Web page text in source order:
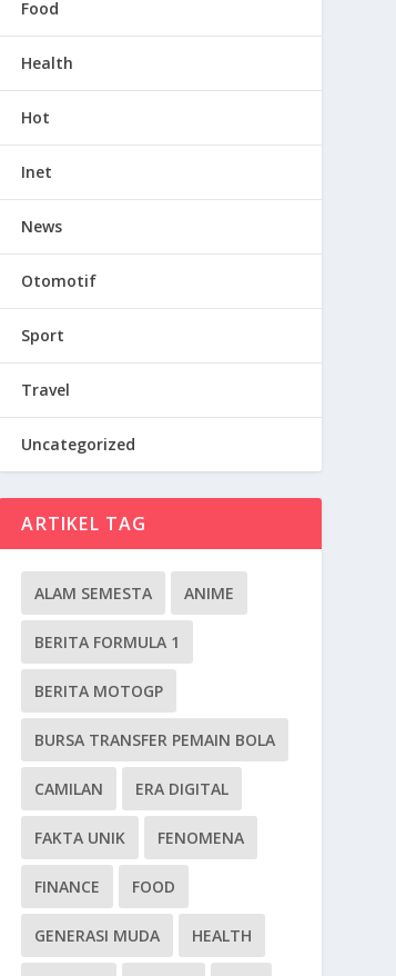
Food
Health
Hot
Inet
News
Otomotif
Sport
Travel
Uncategorized
ARTIKEL TAG
ALAM SEMESTA ANIME
BERITA FORMULA 1
BERITA MOTOGP
BURSA TRANSFER PEMAIN BOLA
CAMILAN ERA DIGITAL
FAKTA UNIK FENOMENA
FINANCE FOOD
GENERASI MUDA HEALTH